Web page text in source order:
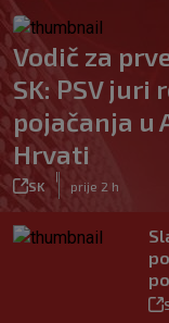
Vodič za
SK: PSV
pojačanja u
Hrvati
SK prije 2 h